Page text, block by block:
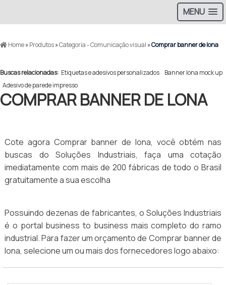
MENU
Home»Produtos»Categoria - Comunicação visual »Comprar banner de lona
Buscas relacionadas: Etiquetas e adesivos personalizados
Banner lona mock up
Adesivo de parede impresso
COMPRAR BANNER DE LONA
Cote agora Comprar banner de lona, você obtém nas
buscas do Soluções Industriais, faça uma cotação
imediatamente com mais de 200 fábricas de todo o Brasil
gratuitamente a sua escolha
Possuindo dezenas de fabricantes, o Soluções Industriais
é o portal business to business mais completo do ramo
industrial. Para fazer um orçamento de Comprar banner de
lona, selecione um ou mais dos fornecedores logo abaixo: